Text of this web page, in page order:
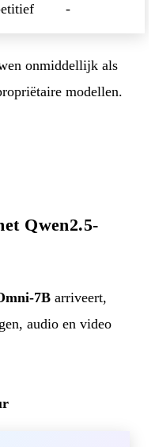
-
onmiddellijk als
modellen.
Qwen2.5-
7B arriveert,
audio en video